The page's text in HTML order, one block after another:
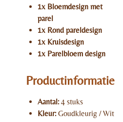
1x Bloemdesign met
parel
1x Rond pareldesign
1x Kruisdesign
1x Parelbloem design
Productinformatie
Aantal:4 stuks
Kleur:Goudkleurig / Wit